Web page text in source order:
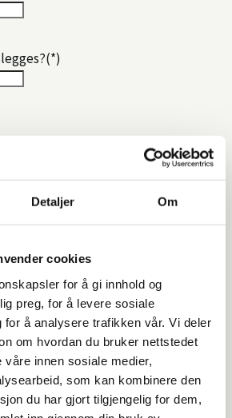
Detaljer Om
cookies
for å gi innhold og
preg, for å levere sosiale
for å analysere trafikken vår. Vi deler
om hvordan du bruker nettstedet
innen sosiale medier,
som kan kombinere den
du har gjort tilgjengelig for dem,
som skal utføres